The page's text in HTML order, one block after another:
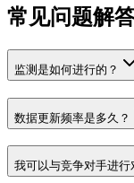
常见问题解
监测是如何进行的？
数据更新频率是多久？
我可以与竞争对手进行